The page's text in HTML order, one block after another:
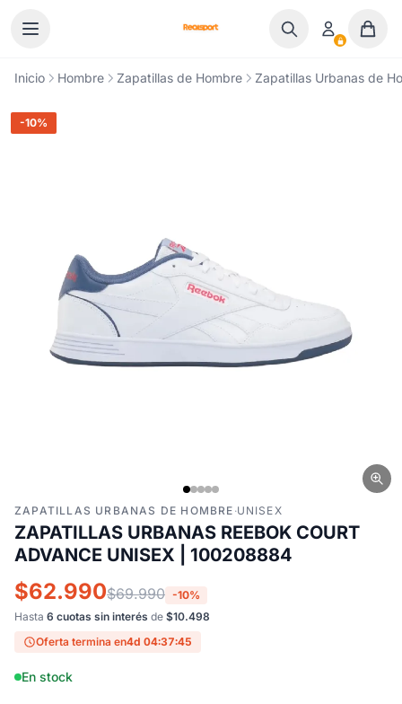
Inicio Hombre Zapatillas de Hombre Zapatillas Urbanas de
-10%
ZAPATILLAS URBANAS DE HOMBRE ·UNISEX
ZAPATILLAS URBANAS REEBOK COURT
ADVANCE UNISEX | 100208884
$62.990$69.990 -10%
Hasta 6 cuotas sin interés de $10.498
Oferta termina en4d 04:37:44
En stock